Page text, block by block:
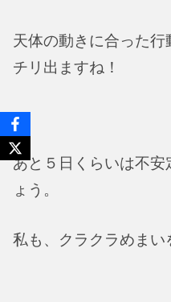
天体の動きに合った行
チリ出ますね！
あと５日くらいは不安
ょう。
私も、クラクラめまい